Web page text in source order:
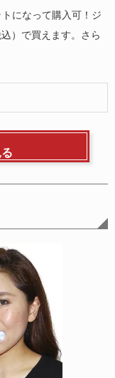
になって購入可！ジ
込）で買えます。さら